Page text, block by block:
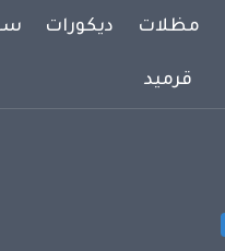
مظلات ديكورات
قرميد